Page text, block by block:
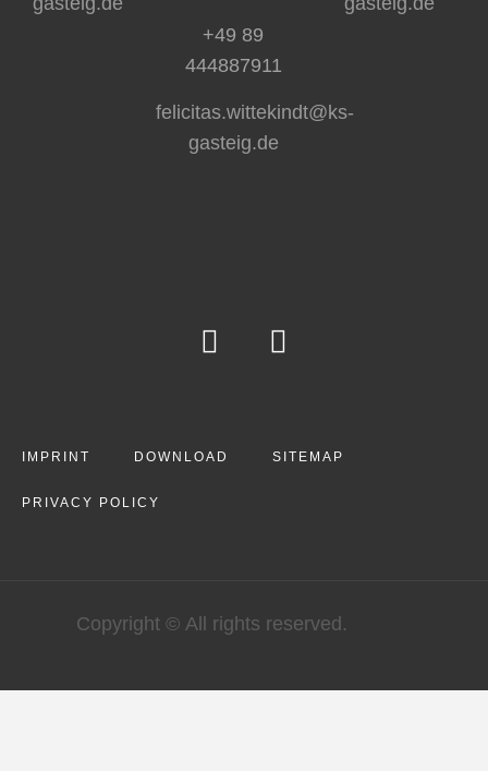
+49 89
444887911
felicitas.wittekindt@ks-
gasteig.de
IMPRINT DOWNLOAD SITEMAP
PRIVACY POLICY
Copyright © All rights reserved.